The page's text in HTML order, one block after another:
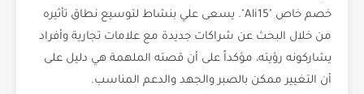
خصم خاص "Ali15". يسعى علي بنشاط لتوسيع نطاق تأثيره
من خلال البحث عن شراكات جديدة مع علامات تجارية وأفراد
يشاركونه رؤيته، مؤكداً على أن قصته الملهمة هي دليل على
أن التغيير ممكن بالصبر والجهد والدعم المناسب.